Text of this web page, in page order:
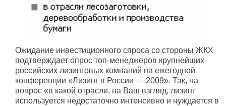
Ожидание инвестиционного спроса со стороны ЖКХ
подтверждает опрос топ-менеджеров крупнейших
российских лизинговых компаний на ежегодной
конференции «Лизинг в России — 2009». Так, на
вопрос «в какой отрасли, на Ваш взгляд, лизинг
используется недостаточно интенсивно и нуждается в